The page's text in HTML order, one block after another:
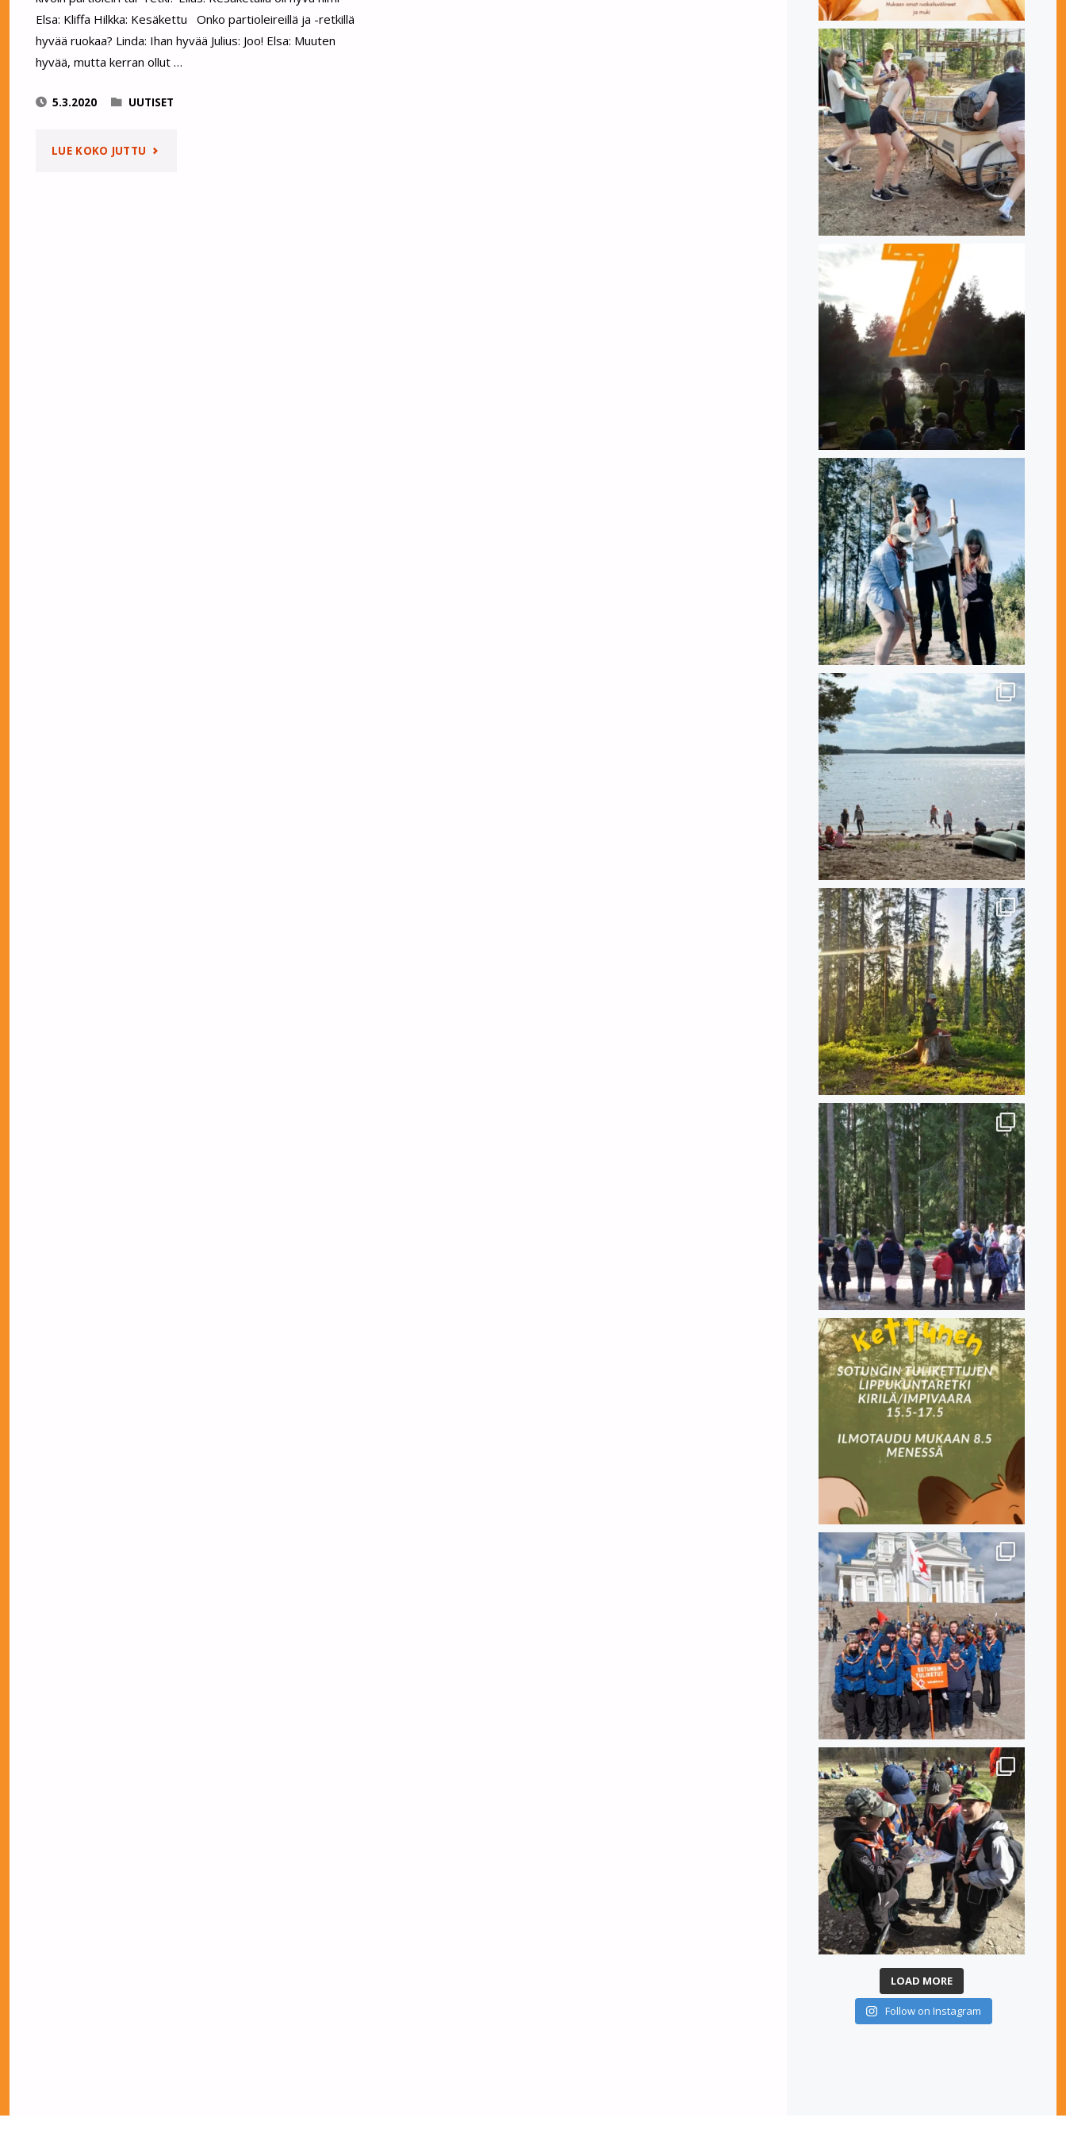
Elsa: Kliffa Hilkka: Kesäkettu Onko partioleireillä ja -retkillä
hyvää ruokaa? Linda: Ihan hyvää Julius: Joo! Elsa: Muuten
hyvää, mutta kerran ollut …
5.3.2020 UUTISET
LUE KOKO JUTTU "PARTIOPANDAT
LOAD MORE
Follow on Instagram